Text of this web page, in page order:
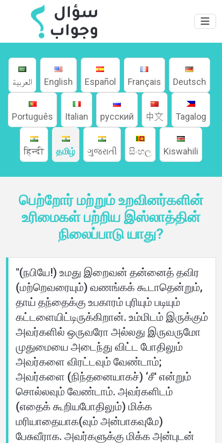
வீடு
பற்றி
மொழிகள்
العربية English Español Français Deutsch
Português Italian русский 中文 Tagalog
हिन्दी தமிழ் ગુજરાતી සිංහල Kiswahili
பெற்றோர் மற்றும் உறவினர்களின்
உரிமைகள் பற்றிய இஸ்லாத்தின்
நிலைப்பாடு யாது?
"(நபியே!) உமது இறைவன் தன்னைத் தவிர
(மற்றெவரையும்) வணங்கக் கூடாதென்றும்,
தாய் தந்தைக்கு உபகாரம் புரியும் படியும்
கட்டளையிட்டிருக்கிறான். உம்மிடம் இருக்கும்
அவர்களில் ஒருவரோ அல்லது இருவருமோ
முதுமையை அடைந்து விட்ட போதிலும்
அவர்களை விரட்டவும் வேண்டாம்;
அவர்களை (நிந்தனையாகச்) ‘சீ' என்றும்
சொல்லவும் வேண்டாம். அவர்களிடம்
(எதைக் கூறியபோதிலும்) மிக்க
மரியாதையாக(வும் அன்பாகவுமே)
பேசுவீராக. அவர்களுக்கு மிக்க அன்புடன்